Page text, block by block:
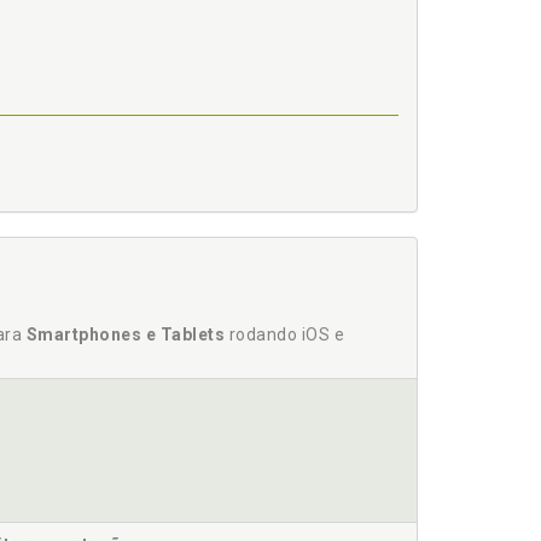
legalidade do Tribunal de Contas da concessão de
p. 116
p. 96
Smartphones e Tablets rodando iOS e